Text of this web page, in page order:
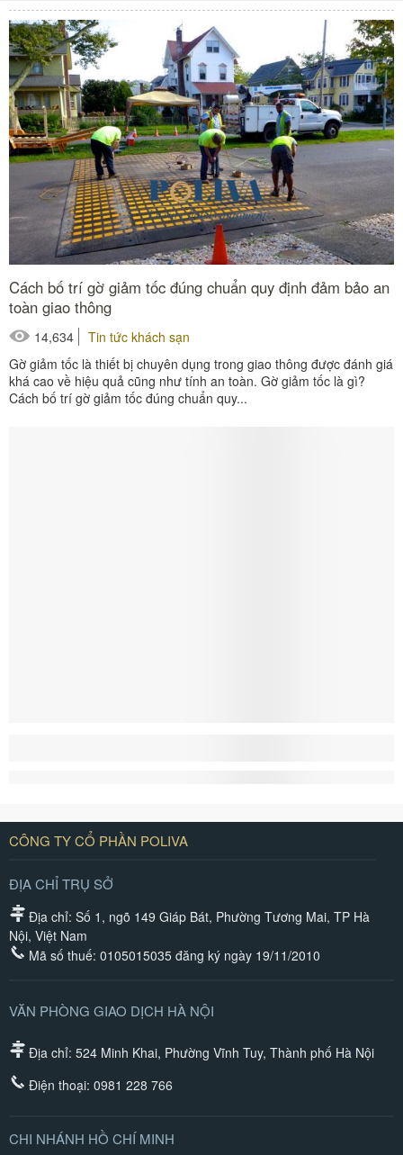
Cách bố trí gờ giảm tốc đúng chuẩn quy định đảm bảo an
toàn giao thông
14,634
Tin tức khách sạn
Gờ giảm tốc là thiết bị chuyên dụng trong giao thông được đánh giá
khá cao về hiệu quả cũng như tính an toàn. Gờ giảm tốc là gì?
Cách bố trí gờ giảm tốc đúng chuẩn quy...
CÔNG TY CỔ PHẦN POLIVA
ĐỊA CHỈ TRỤ SỞ
Địa chỉ: Số 1, ngõ 149 Giáp Bát, Phường Tương Mai, TP Hà
Nội, Việt Nam
Mã số thuế: 0105015035 đăng ký ngày 19/11/2010
VĂN PHÒNG GIAO DỊCH HÀ NỘI
Địa chỉ: 524 Minh Khai, Phường Vĩnh Tuy, Thành phố Hà Nội
Điện thoại: 0981 228 766
CHI NHÁNH HỒ CHÍ MINH